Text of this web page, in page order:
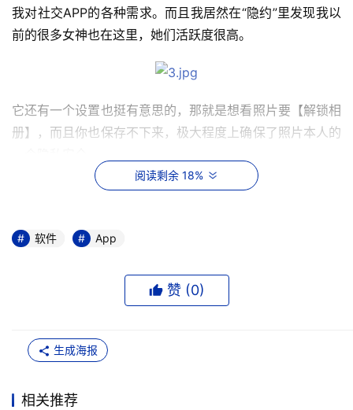
我对社交APP的各种需求。而且我居然在“隐约”里发现我以
前的很多女神也在这里，她们活跃度很高。
它还有一个设置也挺有意思的，那就是想看照片要【解锁相
册】，而且你也保存不下来，极大程度上确保了照片本人的
哦，还有一点，在‘隐约’里，你看不见一丁点广告，界面干
净的令人舒服，总之，我还是很满意的。
有想要来玩社交软件的，就来试试“隐约”APP吧，包你满意!
阅读剩余 18%
软件 App
赞 (0)
生成海报
相关推荐